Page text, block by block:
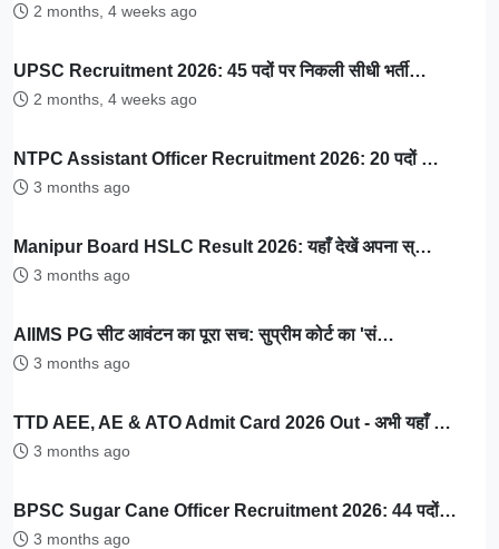
2 months, 4 weeks ago
UPSC Recruitment 2026: 45 पदों पर निकली सीधी भर्ती…
2 months, 4 weeks ago
NTPC Assistant Officer Recruitment 2026: 20 पदों …
3 months ago
Manipur Board HSLC Result 2026: यहाँ देखें अपना स्…
3 months ago
AIIMS PG सीट आवंटन का पूरा सच: सुप्रीम कोर्ट का 'सं…
3 months ago
TTD AEE, AE & ATO Admit Card 2026 Out - अभी यहाँ …
3 months ago
BPSC Sugar Cane Officer Recruitment 2026: 44 पदों…
3 months ago